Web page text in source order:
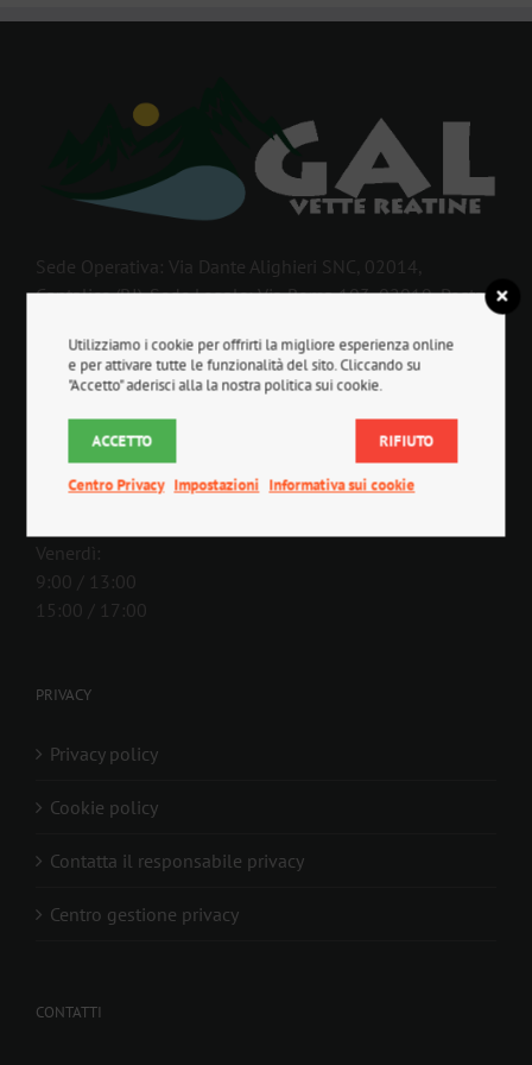
Sede Operativa: Via Dante Alighieri SNC, 02014,
Cantalice (RI). Sede Legale: Via Roma 103, 02019, Posta
Mercoledì:
9:00 / 13:00
Venerdì:
9:00 / 13:00
15:00 / 17:00
PRIVACY
Privacy policy
Cookie policy
Contatta il responsabile privacy
Centro gestione privacy
CONTATTI
Utilizziamo i cookie per offrirti la migliore esperienza online
e per attivare tutte le funzionalità del sito. Cliccando su
"Accetto" aderisci alla la nostra politica sui cookie.
ACCETTO RIFIUTO
Centro Privacy Impostazioni Informativa sui cookie